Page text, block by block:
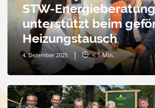
STW-Energieberatung
unterstützt beim
Heizungstausch
4. Dezember 2025 < 1Min.